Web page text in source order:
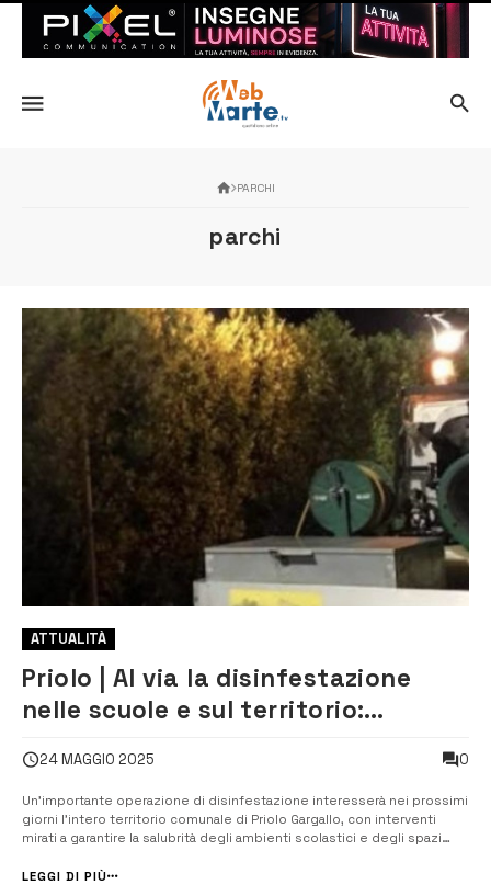
PARCHI
parchi
ATTUALITÀ
Priolo | Al via la disinfestazione
nelle scuole e sul territorio:
deblattizzazione
24 MAGGIO 2025 0
Un’importante operazione di disinfestazione interesserà nei prossimi
giorni l’intero territorio comunale di Priolo Gargallo, con interventi
mirati a garantire la salubrità degli ambienti scolastici e degli spazi
attività programmate nei plessi scolastici. A seguire, nei gi...
LEGGI DI PIÙ